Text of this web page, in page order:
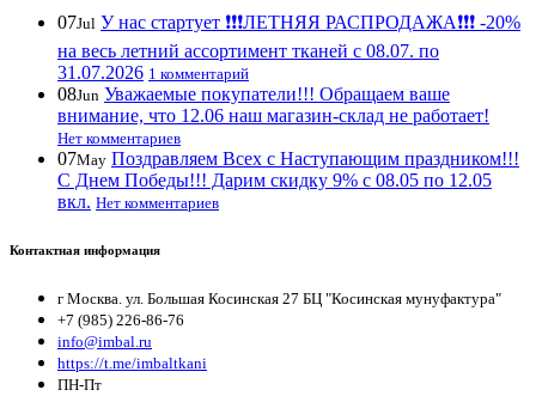
07Jul У нас стартует ❗️❗️❗️ЛЕТНЯЯ РАСПРОДАЖА❗️❗️❗️ -20%
на весь летний ассортимент тканей с 08.07. по
31.07.2026 1 комментарий
08Jun Уважаемые покупатели!!! Обращаем ваше
внимание, что 12.06 наш магазин-склад не работает!
Нет комментариев
07May Поздравляем Всех с Наступающим праздником!!!
С Днем Победы!!! Дарим скидку 9% с 08.05 по 12.05
вкл. Нет комментариев
Контактная информация
г Москва. ул. Большая Косинская 27 БЦ "Косинская мунуфактура"
+7 (985) 226-86-76
info@imbal.ru
https://t.me/imbaltkani
ПН-Пт